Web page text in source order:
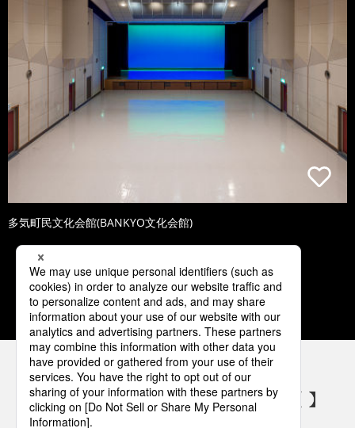
多気町民文化会館(BANKYO文化会館)
1 2 3 4 5
パナソニックの電気設備 SNSアカウント